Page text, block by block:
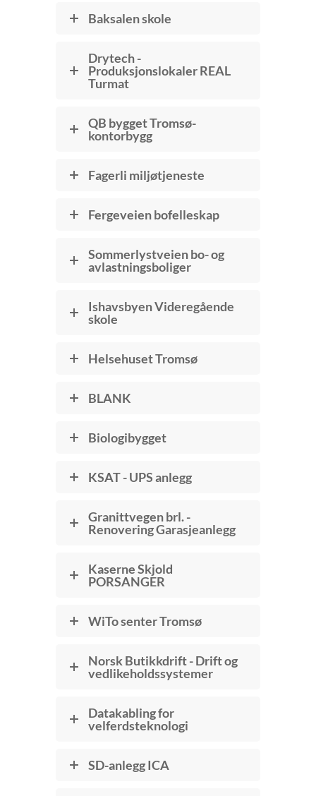
Baksalen skole
Drytech -
Produksjonslokaler REAL
Turmat
QB bygget Tromsø-
kontorbygg
Fagerli miljøtjeneste
Fergeveien bofelleskap
Sommerlystveien bo- og
avlastningsboliger
Ishavsbyen Videregående
skole
Helsehuset Tromsø
BLANK
Biologibygget
KSAT - UPS anlegg
Granittvegen brl. -
Renovering Garasjeanlegg
Kaserne Skjold
PORSANGER
WiTo senter Tromsø
Norsk Butikkdrift - Drift og
vedlikeholdssystemer
Datakabling for
velferdsteknologi
SD-anlegg ICA